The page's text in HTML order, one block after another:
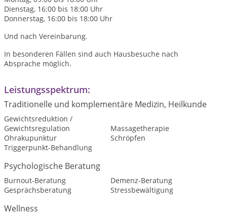
Dienstag, 16:00 bis 18:00 Uhr
Donnerstag, 16:00 bis 18:00 Uhr
Und nach Vereinbarung.
In besonderen Fällen sind auch Hausbesuche nach
Absprache möglich.
Leistungsspektrum:
Traditionelle und komplementäre Medizin, Heilkunde
Gewichtsreduktion /
Gewichtsregulation
Massagetherapie
Ohrakupunktur
Schröpfen
Triggerpunkt-Behandlung
Psychologische Beratung
Burnout-Beratung
Demenz-Beratung
Gesprächsberatung
Stressbewältigung
Wellness